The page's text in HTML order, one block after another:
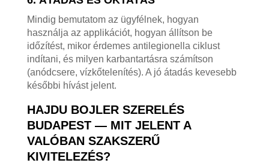
Mindig bemutatom az ügyfélnek, hogyan
használja az applikációt, hogyan állítson be
időzítést, mikor érdemes antilegionella ciklust
indítani, és milyen karbantartásra számítson
(anódcsere, vízkőtelenítés). A jó átadás kevesebb
későbbi hívást jelent.
HAJDU BOJLER SZERELÉS
BUDAPEST — MIT JELENT A
VALÓBAN SZAKSZERŰ
KIVITELEZÉS?